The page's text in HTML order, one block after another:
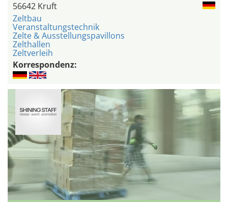
56642 Kruft
Zeltbau
Veranstaltungstechnik
Zelte & Ausstellungspavillons
Zelthallen
Zeltverleih
Korrespondenz: